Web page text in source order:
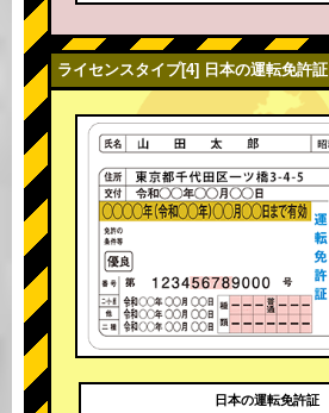
ライセンスタイプ[4] 日本の運転免許証
日本の運転免許証